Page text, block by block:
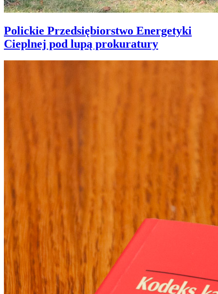
Polickie Przedsiębiorstwo Energetyki
Cieplnej pod lupą prokuratury